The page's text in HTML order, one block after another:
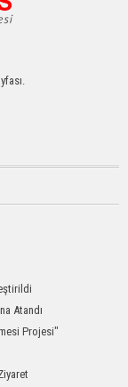
Atandı
Projesi"